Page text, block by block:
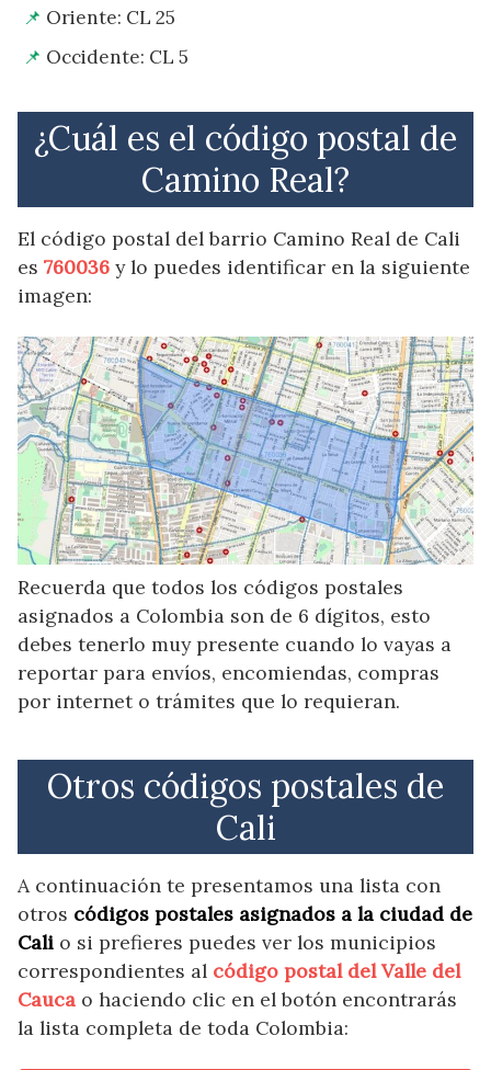
Oriente: CL 25
Occidente: CL 5
¿Cuál es el código postal de
Camino Real?
El código postal del barrio Camino Real de Cali
es 760036 y lo puedes identificar en la siguiente
imagen:
Recuerda que todos los códigos postales
asignados a Colombia son de 6 dígitos, esto
debes tenerlo muy presente cuando lo vayas a
reportar para envíos, encomiendas, compras
por internet o trámites que lo requieran.
Otros códigos postales de
Cali
A continuación te presentamos una lista con
otros códigos postales asignados a la ciudad de
Cali o si prefieres puedes ver los municipios
correspondientes al código postal del Valle del
Cauca o haciendo clic en el botón encontrarás
la lista completa de toda Colombia: